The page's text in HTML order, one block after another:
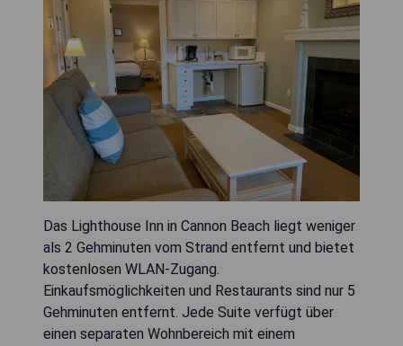
Das Lighthouse Inn in Cannon Beach liegt weniger
als 2 Gehminuten vom Strand entfernt und bietet
kostenlosen WLAN-Zugang.
Einkaufsmöglichkeiten und Restaurants sind nur 5
Gehminuten entfernt. Jede Suite verfügt über
einen separaten Wohnbereich mit einem